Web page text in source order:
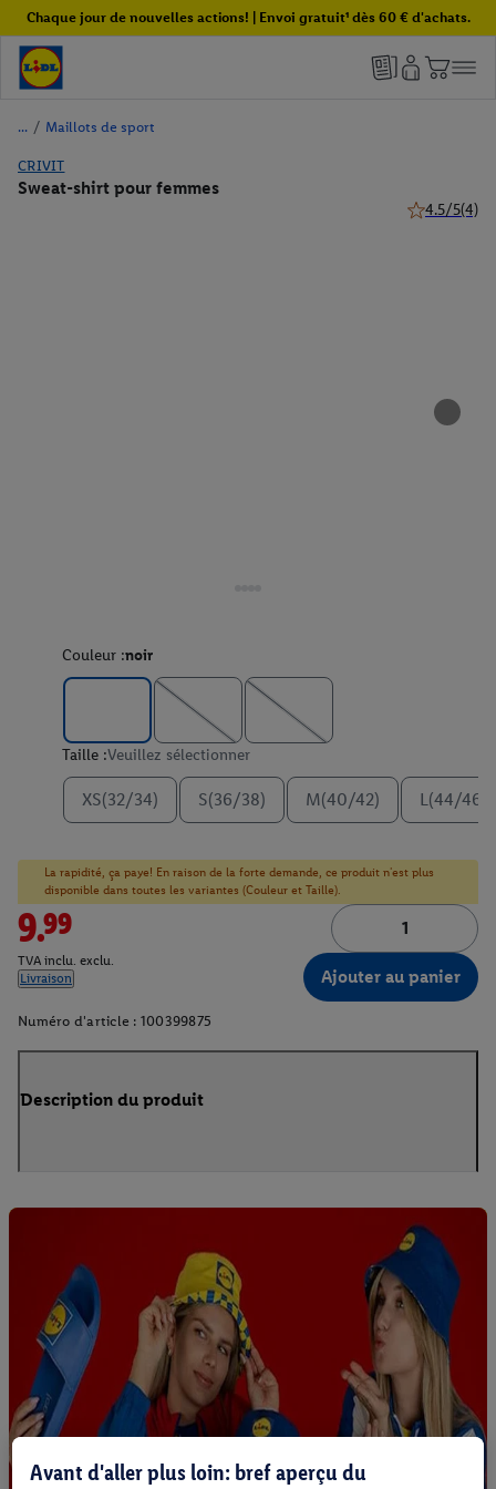
Chaque jour de nouvelles actions! | Envoi gratuit¹ dès 60 € d'achats.
/ Maillots de sport
CRIVIT
Sweat-shirt pour femmes
4.5/5(4)
Couleur :noir
Taille :Veuillez sélectionner
XS(32/34) S(36/38) M(40/42) L(44/46)
La rapidité, ça paye! En raison de la forte demande, ce produit n'est plus
disponible dans toutes les variantes (Couleur et Taille).
9.99
TVA inclu. exclu.
Livraison
Ajouter au panier
Numéro d'article : 100399875
Description du produit
Avant d'aller plus loin: bref aperçu du